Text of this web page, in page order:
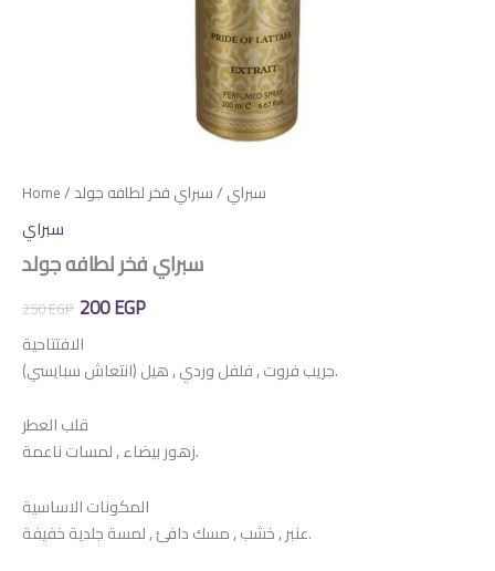
Home/ سبراي / سبراي فخر لطافه جولد
سبراي
سبراي فخر لطافه جولد
250EGP Original
price
was:
250 EGP.
200EGPCurrent
is:
الافتتاحية
جريب فروت , فلفل وردي , هيل (انتعاش سبايسي).
قلب العطر
زهور بيضاء , لمسات ناعمة.
المكونات الاساسية
عنبر , خشب , مسك دافئ , لمسة جلدية خفيفة.